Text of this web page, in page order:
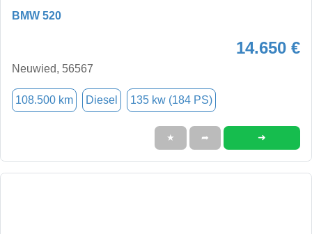
BMW 520
14.650 €
Neuwied, 56567
108.500 km Diesel 135 kw (184 PS)
★ ➦ ➜